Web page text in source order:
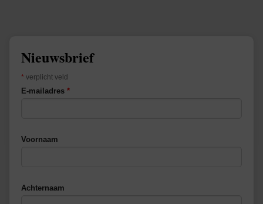
Nieuwsbrief
* verplicht veld
E-mailadres *
Voornaam
Achternaam